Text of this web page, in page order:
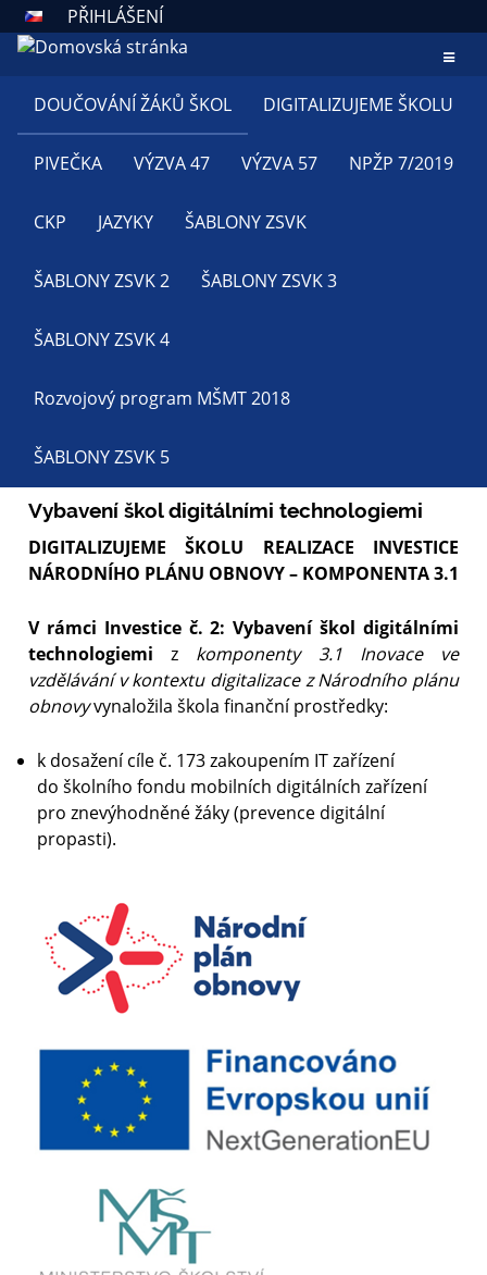
PŘIHLÁŠENÍ
PROJEKTY
DOUČOVÁNÍ ŽÁKŮ ŠKOL DIGITALIZUJEME ŠKOLU
PIVEČKA VÝZVA 47 VÝZVA 57 NPŽP 7/2019
CKP JAZYKY ŠABLONY ZSVK
ŠABLONY ZSVK 2 ŠABLONY ZSVK 3
ŠABLONY ZSVK 4
Rozvojový program MŠMT 2018
ŠABLONY ZSVK 5
Vybavení škol digitálními technologiemi
DIGITALIZUJEME ŠKOLU REALIZACE INVESTICE
NÁRODNÍHO PLÁNU OBNOVY – KOMPONENTA 3.1
V rámci Investice č. 2: Vybavení škol digitálními
technologiemi z komponenty 3.1 Inovace ve
vzdělávání v kontextu digitalizace z Národního plánu
obnovyvynaložila škola finanční prostředky:
k dosažení cíle č. 173 zakoupením IT zařízení
do školního fondu mobilních digitálních zařízení
pro znevýhodněné žáky (prevence digitální
propasti).